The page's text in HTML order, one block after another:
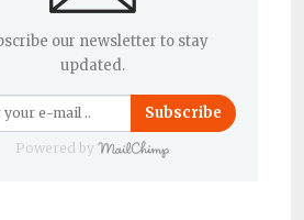
our newsletter to stay
updated.
Subscribe
Powered by